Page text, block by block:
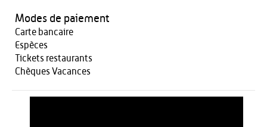
Modes de paiement
Carte bancaire
Espèces
Tickets restaurants
Chèques Vacances